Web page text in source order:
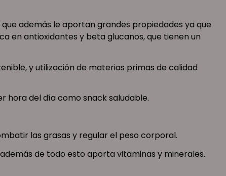
además le aportan grandes propiedades ya que
en antioxidantes y beta glucanos, que tienen un
y utilización de materias primas de calidad
hora del día como snack saludable.
las grasas y regular el peso corporal.
de todo esto aporta vitaminas y minerales.